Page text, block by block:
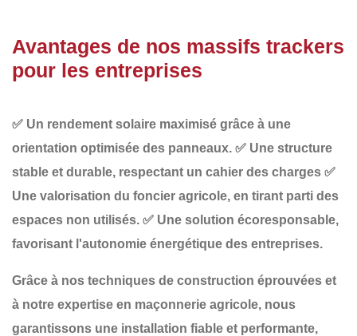
Avantages de nos massifs trackers
pour les entreprises
✅ Un rendement solaire maximisé grâce à une
orientation optimisée des panneaux. ✅ Une structure
stable et durable, respectant un cahier des charges ✅
Une valorisation du foncier agricole, en tirant parti des
espaces non utilisés. ✅ Une solution écoresponsable,
favorisant l'autonomie énergétique des entreprises.
Grâce à nos techniques de construction éprouvées et
à notre expertise en maçonnerie agricole, nous
garantissons une installation fiable et performante,